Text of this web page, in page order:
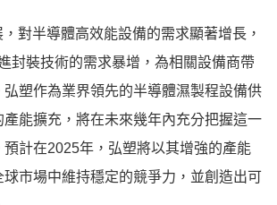
對半導體高效能設備的需求顯著增長，
封裝技術的需求暴增，為相關設備商帶
弘塑作為業界領先的半導體濕製程設備供
產能擴充，將在未來幾年內充分把握這一
計在2025年，弘塑將以其增強的產能
市場中維持穩定的競爭力，並創造出可